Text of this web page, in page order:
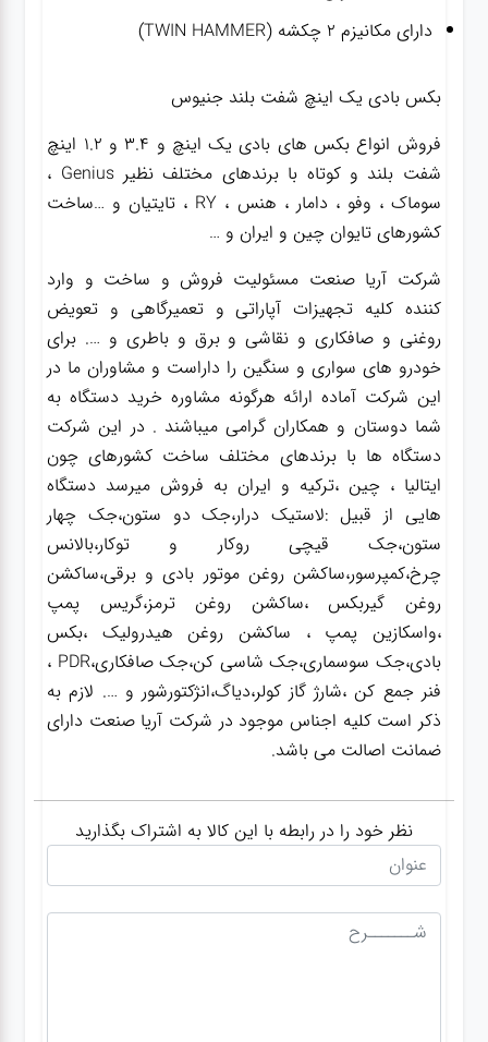
دارای مکانیزم ۲ چکشه (TWIN HAMMER)
بکس بادی یک اینچ شفت بلند جنیوس
فروش انواع بکس های بادی یک اینچ و 3.4 و 1.2 اینچ
شفت بلند و کوتاه با برندهای مختلف نظیر Genius ،
سوماک ، وفو ، دامار ، هنس ، RY ، تایتیان و …ساخت
کشورهای تایوان چین و ایران و …
شرکت آریا صنعت مسئولیت فروش و ساخت و وارد
کننده کلیه تجهیزات آپاراتی و تعمیرگاهی و تعویض
روغنی و صافکاری و نقاشی و برق و باطری و …. برای
خودرو های سواری و سنگین را داراست و مشاوران ما در
این شرکت آماده ارائه هرگونه مشاوره خرید دستگاه به
شما دوستان و همکاران گرامی میباشند . در این شرکت
دستگاه ها با برندهای مختلف ساخت کشورهای چون
ایتالیا ، چین ،ترکیه و ایران به فروش میرسد دستگاه
هایی از قبیل :لاستیک درار،جک دو ستون،جک چهار
ستون،جک قیچی روکار و توکار،بالانس
چرخ،کمپرسور،ساکشن روغن موتور بادی و برقی،ساکشن
روغن گیربکس ،ساکشن روغن ترمز،گریس پمپ
،واسکازین پمپ ، ساکشن روغن هیدرولیک ،بکس
بادی،جک سوسماری،جک شاسی کن،جک صافکاری،PDR ،
فنر جمع کن ،شارژ گاز کولر،دیاگ،انژکتورشور و …. لازم به
ذکر است کلیه اجناس موجود در شرکت آریا صنعت دارای
ضمانت اصالت می باشد.
نظر خود را در رابطه با این کالا به اشتراک بگذارید